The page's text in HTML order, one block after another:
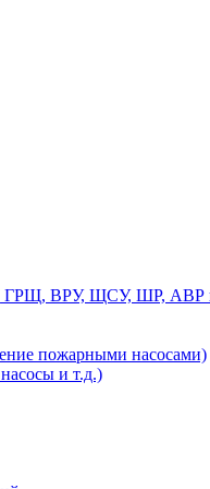
ГРЩ, ВРУ, ЩСУ, ШР, АВР
пожарными насосами)
и т.д.)